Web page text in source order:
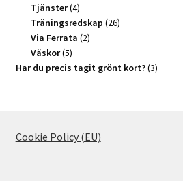
Tjänster 44
produkter
Träningsredskap 2626
Via Ferrata 22
Väskor 55
produkter
Har du precis tagit grönt kort? 33
Cookie Policy (EU)